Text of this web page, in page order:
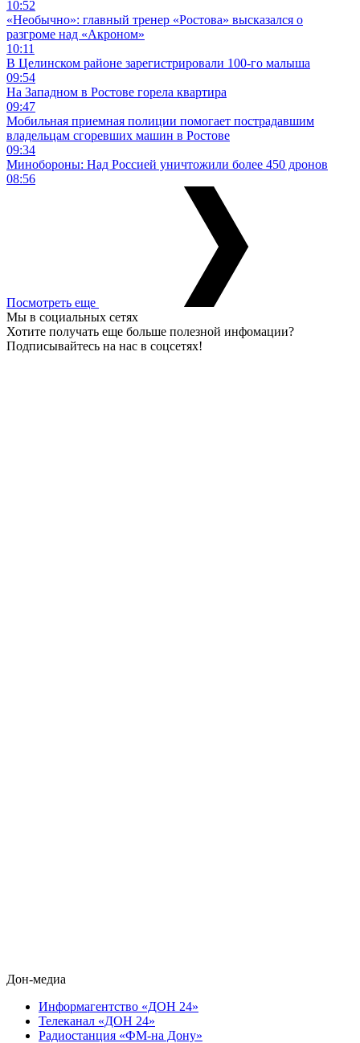
10:52
«Необычно»: главный тренер «Ростова» высказался о
разгроме над «Акроном»
10:11
В Целинском районе зарегистрировали 100-го малыша
09:54
На Западном в Ростове горела квартира
09:47
Мобильная приемная полиции помогает пострадавшим
владельцам сгоревших машин в Ростове
09:34
Минобороны: Над Россией уничтожили более 450 дронов
08:56
Посмотреть еще
Мы в социальных сетях
Хотите получать еще больше полезной инфомации?
Подписывайтесь на нас в соцсетях!
Дон-медиа
Информагентство «ДОН 24»
Телеканал «ДОН 24»
Радиостанция «ФМ-на Дону»